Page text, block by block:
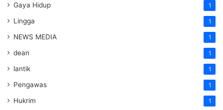
Gaya Hidup 1
Lingga 1
NEWS MEDIA 1
dean 1
lantik 1
Pengawas 1
Hukrim 1